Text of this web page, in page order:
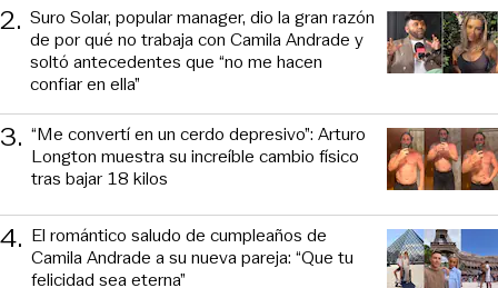
2. Suro Solar, popular manager, dio la gran razón
de por qué no trabaja con Camila Andrade y
soltó antecedentes que “no me hacen
confiar en ella”
3. “Me convertí en un cerdo depresivo”: Arturo
Longton muestra su increíble cambio físico
tras bajar 18 kilos
4. El romántico saludo de cumpleaños de
Camila Andrade a su nueva pareja: “Que tu
felicidad sea eterna”